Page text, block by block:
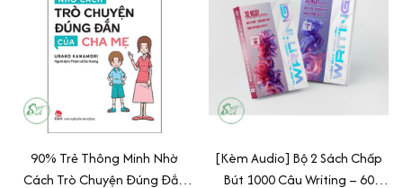
90% Trẻ Thông Minh Nhờ
[Kèm Audio] Bộ 2 Sách Chấp